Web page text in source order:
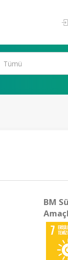
BM